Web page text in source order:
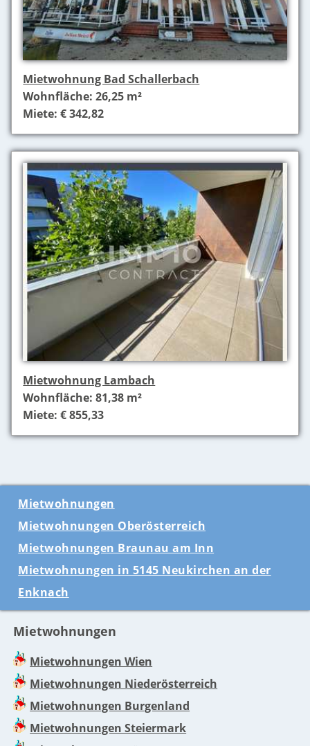
Mietwohnung Bad Schallerbach
Wohnfläche: 26,25 m²
Miete: € 342,82
Mietwohnung Lambach
Wohnfläche: 81,38 m²
Miete: € 855,33
Mietwohnungen
Mietwohnungen Oberösterreich
Mietwohnungen Braunau am Inn
Mietwohnungen in 5145 Neukirchen an der
Enknach
Mietwohnungen
Mietwohnungen Wien
Mietwohnungen Niederösterreich
Mietwohnungen Burgenland
Mietwohnungen Steiermark